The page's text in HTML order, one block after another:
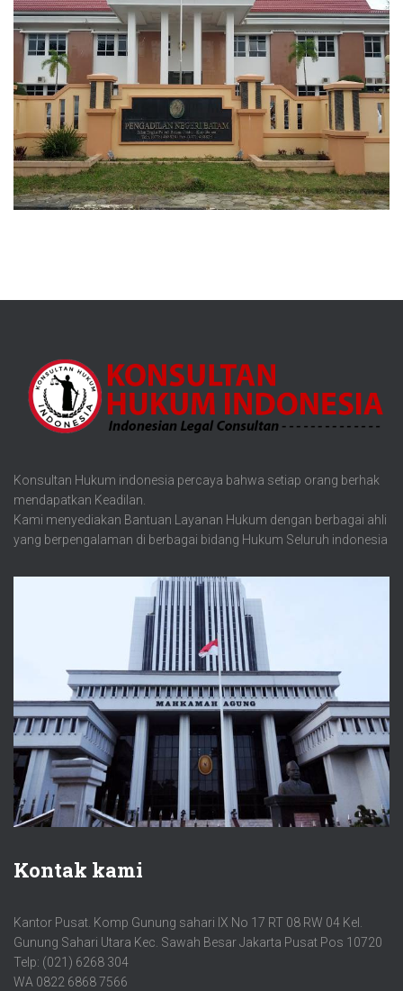
Konsultan Hukum indonesia percaya bahwa setiap orang berhak
mendapatkan Keadilan.
Kami menyediakan Bantuan Layanan Hukum dengan berbagai ahli
yang berpengalaman di berbagai bidang Hukum Seluruh indonesia
Kontak kami
Kantor Pusat. Komp Gunung sahari IX No 17 RT 08 RW 04 Kel.
Gunung Sahari Utara Kec. Sawah Besar Jakarta Pusat Pos 10720
Telp: (021) 6268 304
WA 0822 6868 7566